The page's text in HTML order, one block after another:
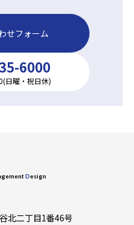
せフォーム
6000
日曜・祝日休)
Design
北二丁目1番46号